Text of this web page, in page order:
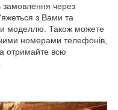
через
з Вами та
моделлю. Також можете
номерами телефонів,
отримайте всю